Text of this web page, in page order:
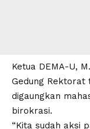
Ketua DEMA-U,
Gedung Rektorat
digaungkan
birokrasi.
“Kita sudah aksi